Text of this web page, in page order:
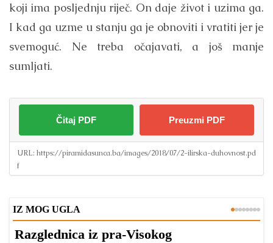
koji ima posljednju riječ. On daje život i uzima ga.
I kad ga uzme u stanju ga je obnoviti i vratiti jer je
svemoguć. Ne treba očajavati, a još manje
sumljati.
Čitaj PDF Preuzmi PDF
URL: https://piramidasunca.ba/images/2018/07/2-ilirska-duhovnost.pd
f
IZ MOG UGLA
Razglednica iz pra-Visokog